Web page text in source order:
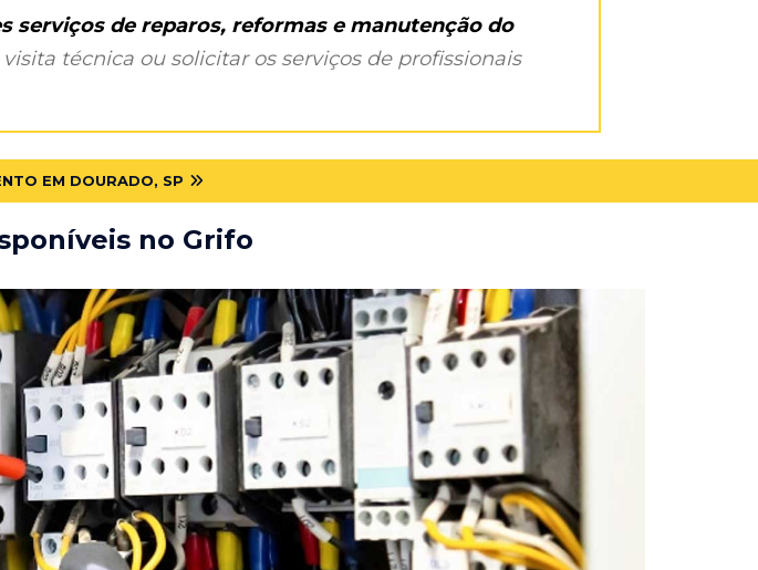
serviços de reparos, reformas e manutenção do
técnica ou solicitar os serviços de profissionais
EM DOURADO, SP
no Grifo